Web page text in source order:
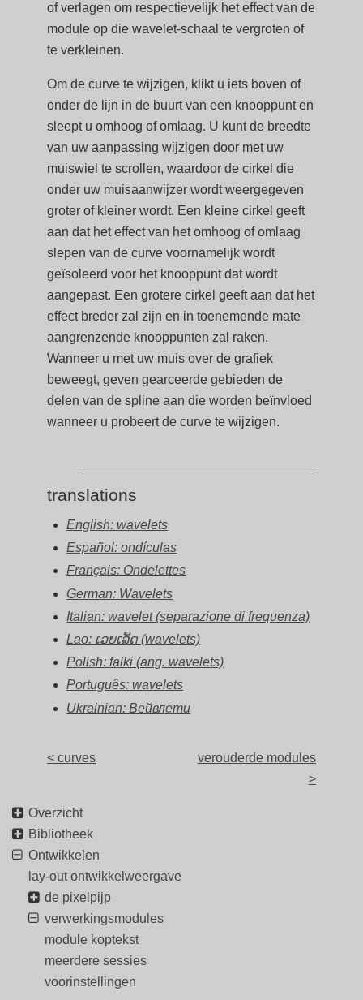
of verlagen om respectievelijk het effect van de
module op die wavelet-schaal te vergroten of
te verkleinen.
Om de curve te wijzigen, klikt u iets boven of
onder de lijn in de buurt van een knooppunt en
sleept u omhoog of omlaag. U kunt de breedte
van uw aanpassing wijzigen door met uw
muiswiel te scrollen, waardoor de cirkel die
onder uw muisaanwijzer wordt weergegeven
groter of kleiner wordt. Een kleine cirkel geeft
aan dat het effect van het omhoog of omlaag
slepen van de curve voornamelijk wordt
geïsoleerd voor het knooppunt dat wordt
aangepast. Een grotere cirkel geeft aan dat het
effect breder zal zijn en in toenemende mate
aangrenzende knooppunten zal raken.
Wanneer u met uw muis over de grafiek
beweegt, geven gearceerde gebieden de
delen van de spline aan die worden beïnvloed
wanneer u probeert de curve te wijzigen.
translations
English: wavelets
Español: ondículas
Français: Ondelettes
German: Wavelets
Italian: wavelet (separazione di frequenza)
Lao: ເວບເລັດ (wavelets)
Polish: falki (ang. wavelets)
Português: wavelets
Ukrainian: Вейвлети
< curves
verouderde modules
>
Overzicht
Bibliotheek
Ontwikkelen
lay-out ontwikkelweergave
de pixelpijp
verwerkingsmodules
module koptekst
meerdere sessies
voorinstellingen